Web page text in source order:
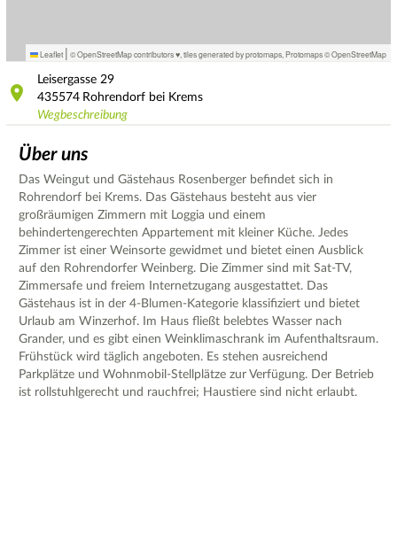
Leaflet | © OpenStreetMap contributors ♥, tiles generated by protomaps Protomaps©OpenStreetMap
Leisergasse 29
435574 Rohrendorf bei Krems
Wegbeschreibung
Über uns
Das Weingut und Gästehaus Rosenberger befindet sich in
Rohrendorf bei Krems. Das Gästehaus besteht aus vier
großräumigen Zimmern mit Loggia und einem
behindertengerechten Appartement mit kleiner Küche. Jedes
Zimmer ist einer Weinsorte gewidmet und bietet einen Ausblick
auf den Rohrendorfer Weinberg. Die Zimmer sind mit Sat-TV,
Zimmersafe und freiem Internetzugang ausgestattet. Das
Gästehaus ist in der 4-Blumen-Kategorie klassifiziert und bietet
Urlaub am Winzerhof. Im Haus fließt belebtes Wasser nach
Grander, und es gibt einen Weinklimaschrank im Aufenthaltsraum.
Frühstück wird täglich angeboten. Es stehen ausreichend
Parkplätze und Wohnmobil-Stellplätze zur Verfügung. Der Betrieb
ist rollstuhlgerecht und rauchfrei; Haustiere sind nicht erlaubt.